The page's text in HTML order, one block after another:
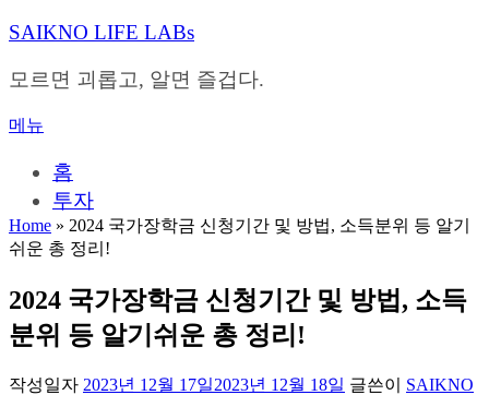
내
으
바
SAIKNO LIFE LABs
모르면 괴롭고, 알면 즐겁다.
메뉴
홈
투자
Home » 2024 국가장학금 신청기간 및 방법, 소득분위 등 알기
쉬운 총 정리!
2024 국가장학금 신청기간 및 방법, 소득
분위 등 알기쉬운 총 정리!
작성일자 2023년 12월 17일2023년 12월 18일 글쓴이 SAIKNO